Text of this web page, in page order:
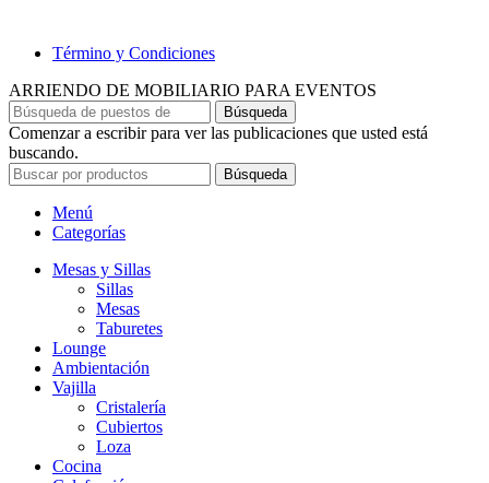
Término y Condiciones
ARRIENDO DE MOBILIARIO PARA EVENTOS
Búsqueda
Comenzar a escribir para ver las publicaciones que usted está
buscando.
Búsqueda
Menú
Categorías
Mesas y Sillas
Sillas
Mesas
Taburetes
Lounge
Ambientación
Vajilla
Cristalería
Cubiertos
Loza
Cocina